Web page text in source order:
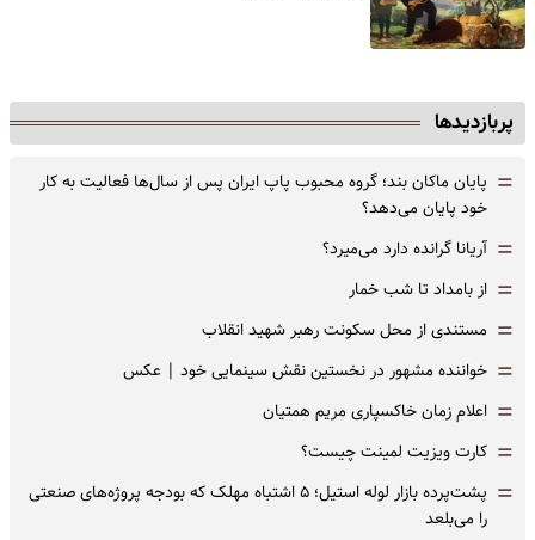
پربازدیدها
= پایان ماکان بند؛ گروه محبوب پاپ ایران پس از سال‌ها فعالیت به کار
خود پایان می‌دهد؟
= آریانا گرانده دارد می‌میرد؟
= از بامداد تا شب خمار
= مستندی از محل سکونت رهبر شهید انقلاب
= خواننده مشهور در نخستین نقش سینمایی خود |‌ عکس
= اعلام زمان خاکسپاری مریم همتیان
= کارت ویزیت لمینت چیست؟
=
پشت‌پرده بازار لوله استیل؛ ۵ اشتباه مهلک که بودجه پروژه‌های صنعتی
را می‌بلعد